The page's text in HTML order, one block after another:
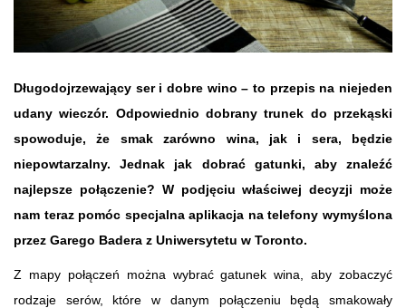
Długodojrzewający ser i dobre wino – to przepis na niejeden
udany wieczór. Odpowiednio dobrany trunek do przekąski
spowoduje, że smak zarówno wina, jak i sera, będzie
niepowtarzalny. Jednak jak dobrać gatunki, aby znaleźć
najlepsze połączenie? W podjęciu właściwej decyzji może
nam teraz pomóc specjalna aplikacja na telefony wymyślona
przez Garego Badera z Uniwersytetu w Toronto.
Z mapy połączeń można wybrać gatunek wina, aby zobaczyć
rodzaje serów, które w danym połączeniu będą smakowały